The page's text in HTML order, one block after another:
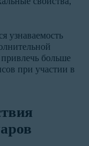
узнаваемость
больше
при участии в